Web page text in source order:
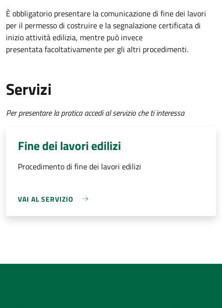
È obbligatorio presentare la comunicazione di fine dei lavori
per il permesso di costruire e la segnalazione certificata di
inizio attività edilizia, mentre può invece
presentata facoltativamente per gli altri procedimenti.
Servizi
Per presentare la pratica accedi al servizio che ti interessa
Fine dei lavori edilizi
Procedimento di fine dei lavori edilizi
VAI AL SERVIZIO